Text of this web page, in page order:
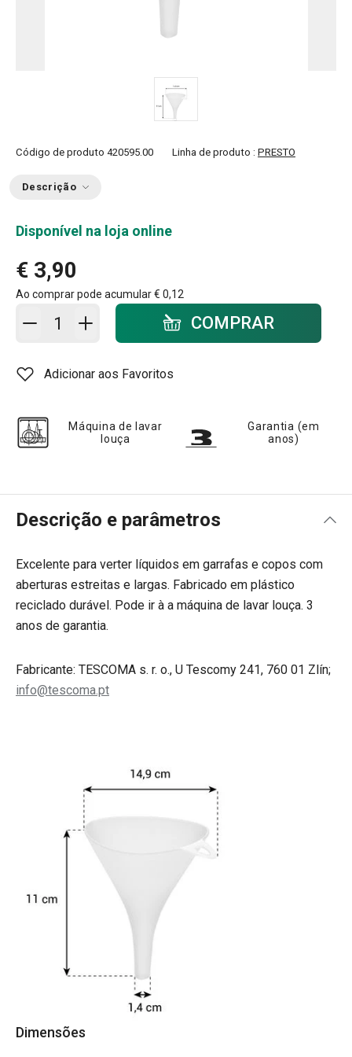
Código de produto 420595.00 Linha de produto : PRESTO
Descrição
Disponível na loja online
€ 3,90
Ao comprar pode acumular€ 0,12
Adicionar ao carrinho - quantidadeCOMPRAR
Adicionar aos Favoritos
Máquina de lavar
louça
Garantia (em
anos)
Descrição e parâmetros
Excelente para verter líquidos em garrafas e copos com
aberturas estreitas e largas. Fabricado em plástico
reciclado durável. Pode ir à a máquina de lavar louça. 3
anos de garantia.
Fabricante: TESCOMA s. r. o., U Tescomy 241, 760 01 Zlín;
info@tescoma.pt
Dimensões